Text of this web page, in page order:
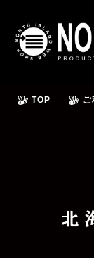
TOP ご